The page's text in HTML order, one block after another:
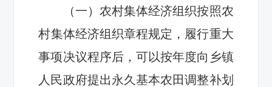
（一） 农村集体经济组织按照农
村集体经济组织章程规定，履行重大
事项决议程序后，可以按年度向乡镇
人民政府提出永久基本农田调整补划